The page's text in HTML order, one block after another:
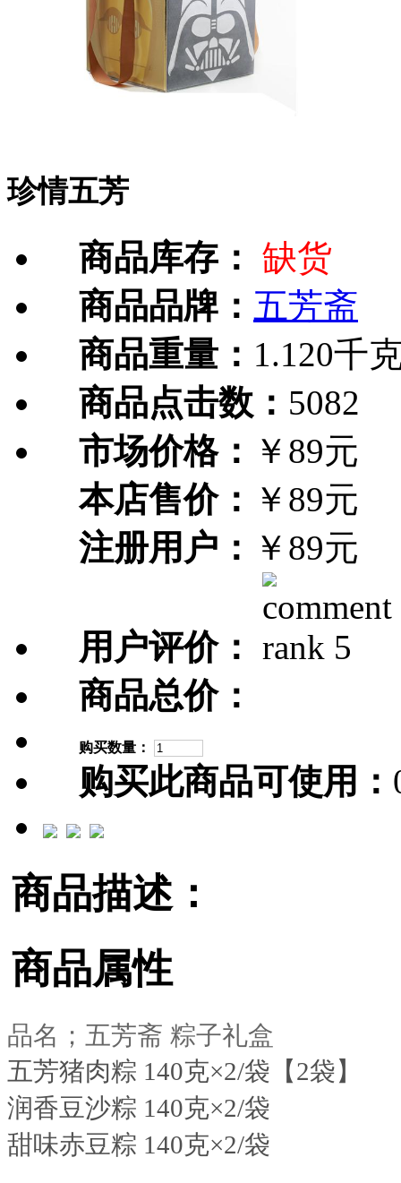
珍情五芳
商品库存： 缺货
商品品牌： 五芳斋
商品重量： 1.120千
商品点击数： 5082
市场价格： ￥89元
本店售价： ￥89元
注册用户： ￥89元
用户评价：
商品总价：
购买数量：
购买此商品可使用：
商品描述：
商品属性
品名；五芳斋 粽子礼盒
五芳猪肉粽 140克×2/袋【2袋】
润香豆沙粽 140克×2/袋
甜味赤豆粽 140克×2/袋